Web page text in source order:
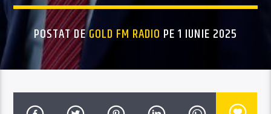
POSTAT DEGOLD FM RADIO PE 1 IUNIE 2025